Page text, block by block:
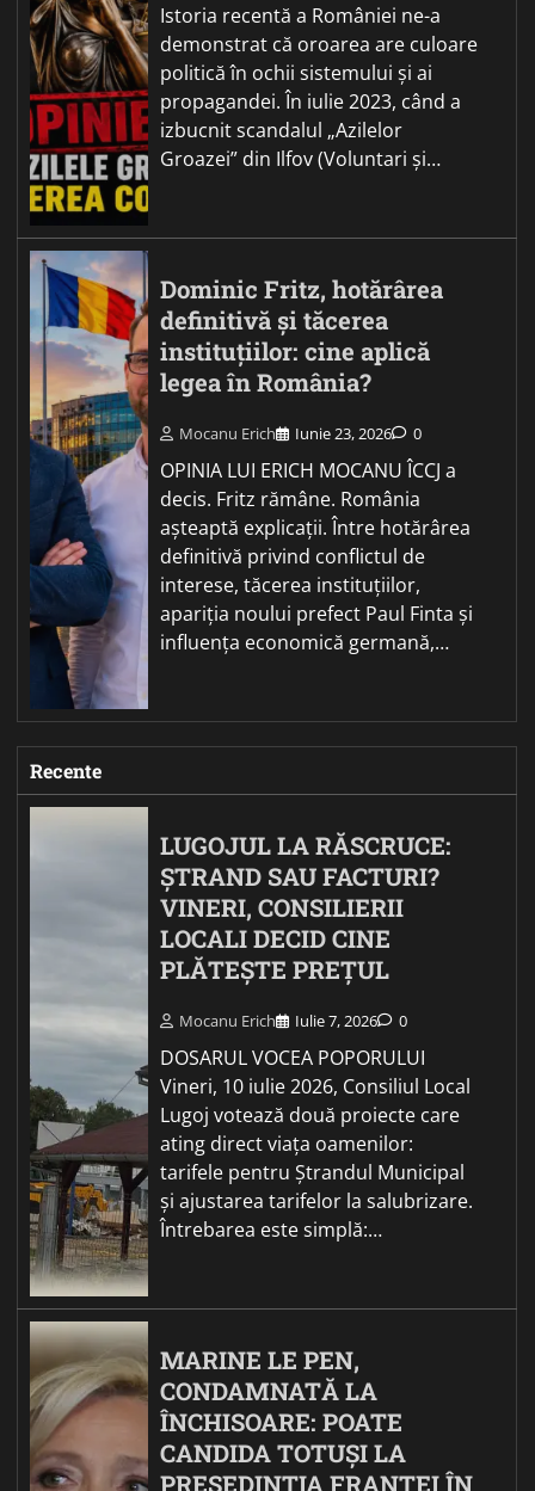
Istoria recentă a României ne-a
demonstrat că oroarea are culoare
politică în ochii sistemului și ai
propagandei. În iulie 2023, când a
izbucnit scandalul „Azilelor
Groazei” din Ilfov (Voluntari și…
Dominic Fritz, hotărârea
definitivă și tăcerea
instituțiilor: cine aplică
legea în România?
Mocanu Erich Iunie 23, 2026 0
OPINIA LUI ERICH MOCANU ÎCCJ a
decis. Fritz rămâne. România
așteaptă explicații. Între hotărârea
definitivă privind conflictul de
interese, tăcerea instituțiilor,
apariția noului prefect Paul Finta și
influența economică germană,…
Recente
LUGOJUL LA RĂSCRUCE:
ȘTRAND SAU FACTURI?
VINERI, CONSILIERII
LOCALI DECID CINE
PLĂTEȘTE PREȚUL
Mocanu Erich Iulie 7, 2026 0
DOSARUL VOCEA POPORULUI
Vineri, 10 iulie 2026, Consiliul Local
Lugoj votează două proiecte care
ating direct viața oamenilor:
tarifele pentru Ștrandul Municipal
și ajustarea tarifelor la salubrizare.
Întrebarea este simplă:…
MARINE LE PEN,
CONDAMNATĂ LA
ÎNCHISOARE: POATE
CANDIDA TOTUȘI LA